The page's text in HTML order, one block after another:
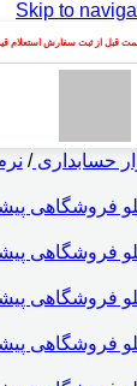
Skip to
قبل از ثبت سفارش استعلام
حسابداری/